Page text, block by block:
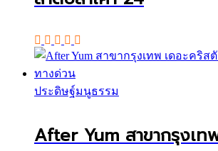
ประดิษฐ์มนูธรรม
After Yum สาขากรุงเท